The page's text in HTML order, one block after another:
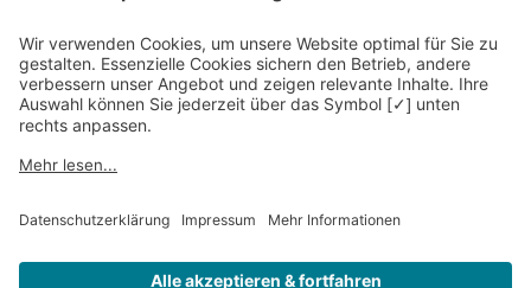
Kontakt
Datenschutz
Newsletter